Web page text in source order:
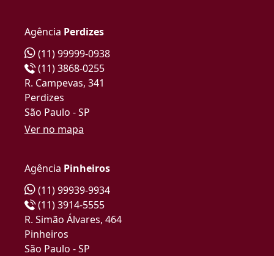
Agência Perdizes
(11) 99999-0938
(11) 3868-0255
R. Campevas, 341
Perdizes
São Paulo - SP
Ver no mapa
Agência Pinheiros
(11) 99939-9934
(11) 3914-5555
R. Simão Álvares, 464
Pinheiros
São Paulo - SP